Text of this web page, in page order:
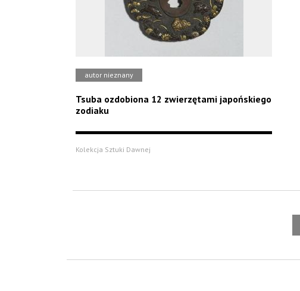
autor nieznany
Tsuba ozdobiona 12 zwierzętami japońskiego
zodiaku
Kolekcja Sztuki Dawnej